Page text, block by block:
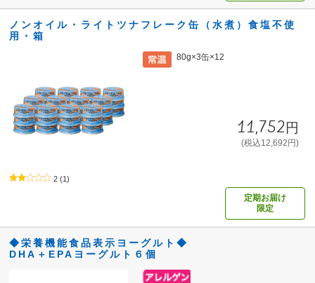
ノンオイル・ライトツナフレーク缶（水煮）食塩不使
用・箱
80g×3缶×12
11,752円
(税込12,692円)
2 (1)
定期お届け
限定
◆栄養機能食品表示ヨーグルト◆
DHA＋EPAヨーグルト６個